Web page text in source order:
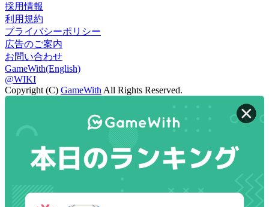
採用情報
利用規約
プライバシーポリシー
広告のご案内
お問い合わせ
GameWith(English)
@WIKI
Copyright (C) GameWith All Rights Reserved.